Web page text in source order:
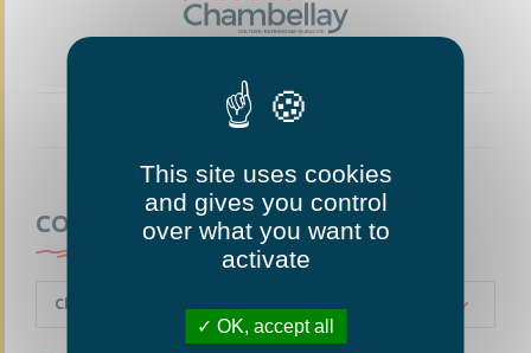
CONTACTEZ-NOUS
Chambellay
This site uses cookies
and gives you control
over what you want to
activate
OK, accept all